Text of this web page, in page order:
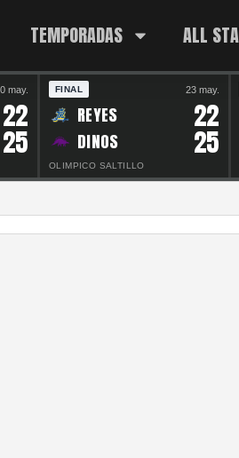
TEMPORADAS ALL
may.
22
25
FINAL 23 may.
REYES 22
DINOS 25
OLIMPICO SALTILLO